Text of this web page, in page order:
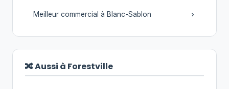
Meilleur commercial à Blanc-Sablon
🔀 Aussi à Forestville